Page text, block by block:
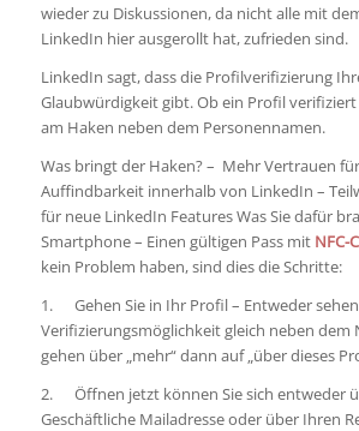
wieder zu Diskussionen, da nicht alle mit
LinkedIn hier ausgerollt hat, zufrieden sind.
LinkedIn sagt, dass die Profilverifizierung
Glaubwürdigkeit gibt. Ob ein Profil verifiziert
am Haken neben dem Personennamen.
Was bringt der Haken? – Mehr Vertrauen
Auffindbarkeit innerhalb von LinkedIn –
für neue LinkedIn Features Was Sie dafür
Smartphone – Einen gültigen Pass mit NFC-
kein Problem haben, sind dies die Schritte:
1. Gehen Sie in Ihr Profil – Entweder sehen
Verifizierungsmöglichkeit gleich neben dem
gehen über „mehr“ dann auf „über dieses
2. Öffnen jetzt können Sie sich entweder
Geschäftliche Mailadresse oder über Ihren